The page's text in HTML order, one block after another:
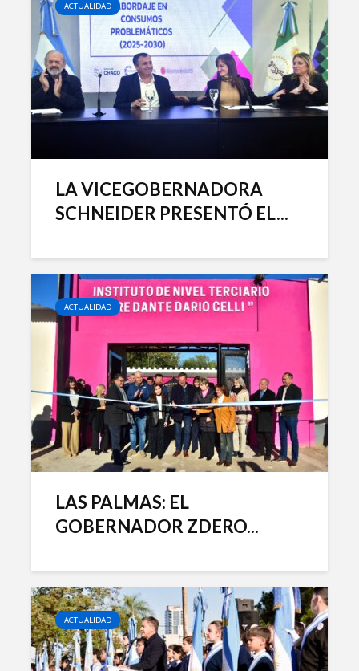
ACTUALIDAD
LA VICEGOBERNADORA
SCHNEIDER PRESENTÓ EL...
ACTUALIDAD
LAS PALMAS: EL
GOBERNADOR ZDERO...
ACTUALIDAD